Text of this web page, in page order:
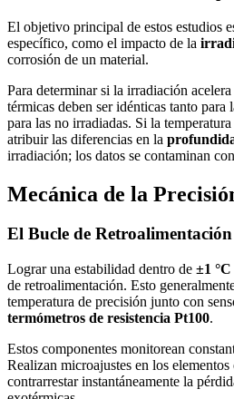
El objetivo principal de estos estudios
específico, como el impacto de la
corrosión de un material.
Para determinar si la irradiación
térmicas deben ser idénticas tanto para
para las no irradiadas. Si la
atribuir las diferencias en la
irradiación; los datos se contaminan
Mecánica de la
El Bucle de Retroalimentación
Lograr una estabilidad dentro de ±1 °C
de retroalimentación. Esto
temperatura de precisión junto con
termómetros de resistencia Pt100.
Estos componentes monitorean
Realizan microajustes en los elementos
contrarrestar instantáneamente la